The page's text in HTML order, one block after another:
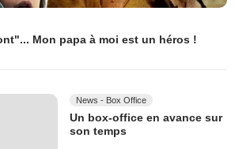
Mon papa à moi est un héros !
News - Box Office
Un box-office en avance sur
son temps